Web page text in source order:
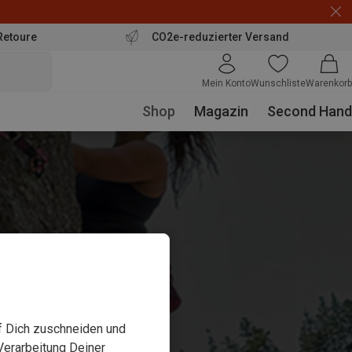
CO2e-reduzierter Versand
Mein KontoWunschlisteWarenkorb
Shop Magazin Second Hand
zuschneiden und
Deiner